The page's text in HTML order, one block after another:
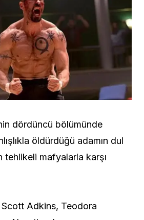
dördüncü bölümünde
öldürdüğü adamın dul
tehlikeli mafyalarla karşı
Adkins, Teodora